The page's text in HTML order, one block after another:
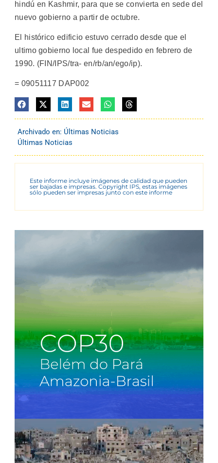
hindú en Kashmir, para que se convierta en sede del
nuevo gobierno a partir de octubre.
El histórico edificio estuvo cerrado desde que el
ultimo gobierno local fue despedido en febrero de
1990. (FIN/IPS/tra- en/rb/an/ego/ip).
= 09051117 DAP002
Archivado en: Últimas Noticias
Últimas Noticias
Este informe incluye imágenes de calidad que pueden
ser bajadas e impresas. Copyright IPS, estas imágenes
sólo pueden ser impresas junto con este informe